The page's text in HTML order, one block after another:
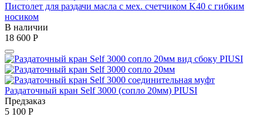
Пистолет для раздачи масла с мех. счетчиком K40 с гибким
носиком
В наличии
18 600 Р
Раздаточный кран Self 3000 (сопло 20мм) PIUSI
Предзаказ
5 100 Р